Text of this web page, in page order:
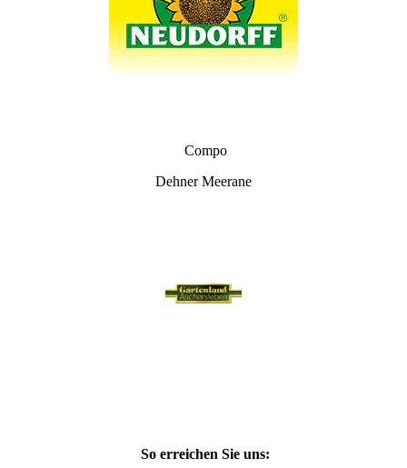
Compo
Dehner Meerane
So erreichen Sie uns: